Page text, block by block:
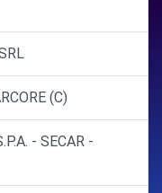
(C)
- SECAR -